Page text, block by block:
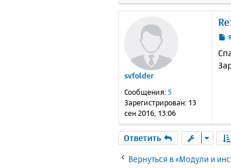
svfolder
Сообщения: 5
Зарегистрирован: 13
сен 2016, 13:06
С
о
б
Ответить
Вернуться в «Модули и